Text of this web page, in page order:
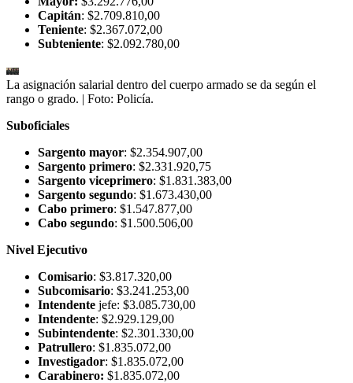
Capitán: $2.709.810,00
Teniente: $2.367.072,00
Subteniente: $2.092.780,00
La asignación salarial dentro del cuerpo armado se da según el
rango o grado. | Foto: Policía.
Suboficiales
Sargento mayor: $2.354.907,00
Sargento primero: $2.331.920,75
Sargento viceprimero: $1.831.383,00
Sargento segundo: $1.673.430,00
Cabo primero: $1.547.877,00
Cabo segundo: $1.500.506,00
Nivel Ejecutivo
Comisario: $3.817.320,00
Subcomisario: $3.241.253,00
Intendente jefe: $3.085.730,00
Intendente: $2.929.129,00
Subintendente: $2.301.330,00
Patrullero: $1.835.072,00
Investigador: $1.835.072,00
Carabinero: $1.835.072,00